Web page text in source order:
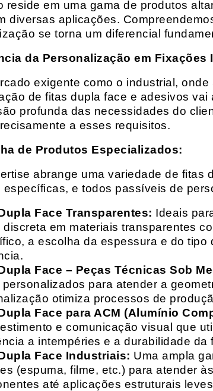
reside em uma gama de produtos
diversas aplicações.
se torna um diferencial
da Personalização em Fixações
exigente como o industrial,
de fitas dupla face e adesivos
profunda das necessidades do
a esses requisitos.
de Produtos Especializados:
abrange uma variedade de fitas
específicas, e todos passíveis de
Face Transparentes: Ideais
discreta em materiais transparentes
a escolha da espessura e do
Face – Peças Técnicas Sob
para atender a
otimiza processos de
Face para ACM (Alumínio
e comunicação visual que
a intempéries e a durabilidade da
Face Industriais: Uma ampla
(espuma, filme, etc.) para atender
até aplicações estruturais